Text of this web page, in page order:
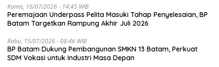
Kamis, 16/07/2026 - 14:45 WIB
Peremajaan Underpass Pelita Masuki Tahap Penyelesaian, BP
Batam Targetkan Rampung Akhir Juli 2026
Rabu, 15/07/2026 - 08:46 WIB
BP Batam Dukung Pembangunan SMKN 13 Batam, Perkuat
SDM Vokasi untuk Industri Masa Depan